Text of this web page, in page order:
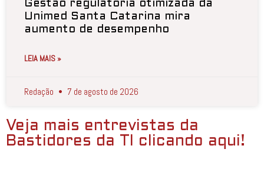
Gestão regulatória otimizada da
Unimed Santa Catarina mira
aumento de desempenho
LEIA MAIS »
Redação 7 de agosto de 2026
Veja mais entrevistas da
Bastidores da TI clicando aqui!